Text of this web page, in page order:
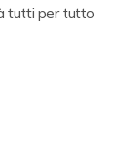
tutti per tutto